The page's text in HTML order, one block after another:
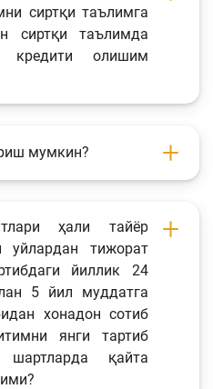
сиртқи таълимга
сиртқи таълимда
кредити олишим
мумкин?
ҳали тайёр
уйлардан тижорат
йиллик 24
5 йил муддатга
хонадон сотиб
янги тартиб
шартларда қайта